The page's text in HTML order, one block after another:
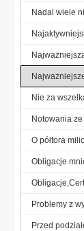
Nadal wiele
Najaktywniejsi
Nie za
Notowania
O półtora
Obligacje
Problemy z
Przed